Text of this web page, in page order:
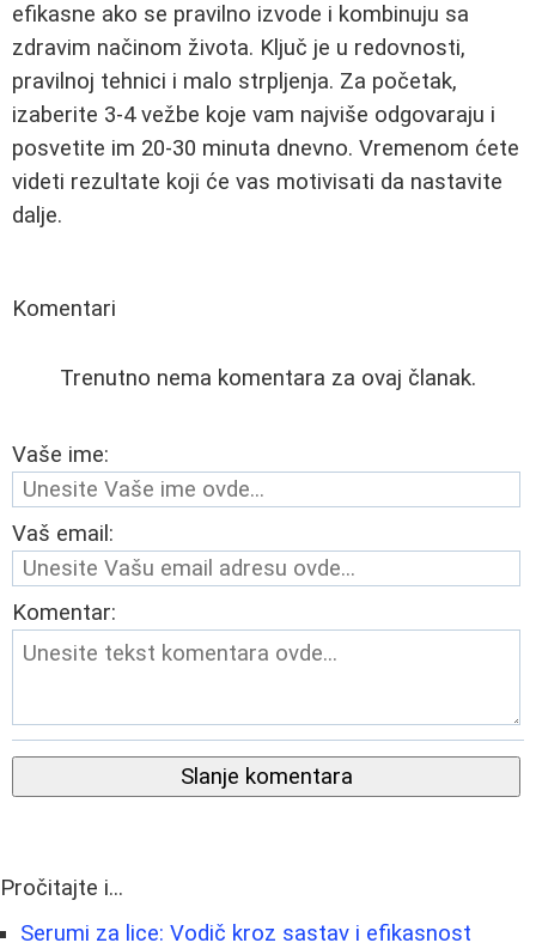
efikasne ako se pravilno izvode i kombinuju sa
zdravim načinom života. Ključ je u redovnosti,
pravilnoj tehnici i malo strpljenja. Za početak,
izaberite 3-4 vežbe koje vam najviše odgovaraju i
posvetite im 20-30 minuta dnevno. Vremenom ćete
videti rezultate koji će vas motivisati da nastavite
dalje.
Komentari
Trenutno nema komentara za ovaj članak.
Vaše ime:
Vaš email:
Komentar:
Slanje komentara
Pročitajte i...
Serumi za lice: Vodič kroz sastav i efikasnost